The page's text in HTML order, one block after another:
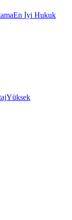
En İyi Hukuk
Yüksek